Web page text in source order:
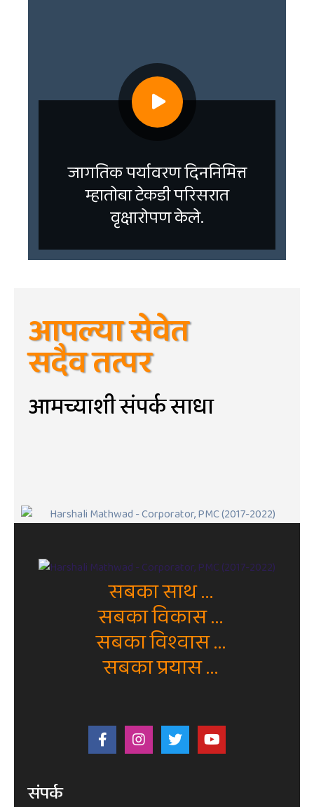
जागतिक पर्यावरण दिननिमित्त
म्हातोबा टेकडी परिसरात
वृक्षारोपण केले.
आपल्या सेवेत
सदैव तत्पर
आमच्याशी संपर्क साधा
सबका साथ ...
सबका विकास ...
सबका विश्वास ...
सबका प्रयास ...
संपर्क